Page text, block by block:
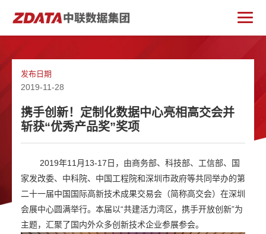
发布日期
2019-11-28
携手创新！定制化数据中心亮相高交会并
斩获“优秀产品奖”奖项
2019年11月13-17日，由商务部、科技部、工信部、国
家发改委、中科院、中国工程院和深圳市政府等共同举办的第
二十一届中国国际高新技术成果交易会（简称高交会）在深圳
会展中心圆满举行。本届以“共建活力湾区，携手开放创新”为
主题，汇聚了国内外众多创新技术企业参展参会。